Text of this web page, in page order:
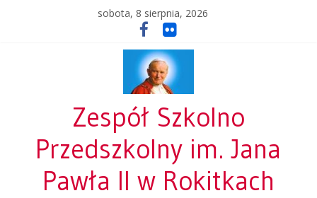
sobota, 8 sierpnia, 2026
Zespół Szkolno
Przedszkolny im. Jana
Pawła II w Rokitkach